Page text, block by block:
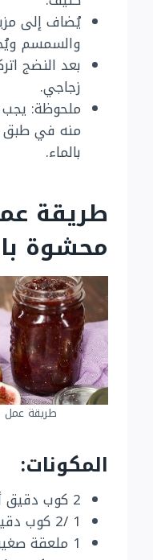
يُضاف إلى
والسمسم
بعد النضج
زجاجي.
ملحوظة: يجب
منه في طبق
بالماء.
طريقة
محشوة
طريقة عمل
المكونات:
2 كوب دقيق أبيض. 1
1 /2 كوب دقيق ذرة.
1 ملعقة صغيرة فانيليا.